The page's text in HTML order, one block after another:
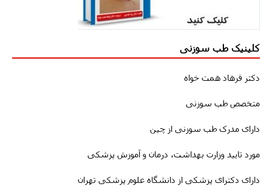
کلینیک طب سوزنی
دکتر فرهاد همت خواه
متخصص طب سوزنی
دارای مدرک طب سوزنی از چین
مورد تایید وزارت بهداشت، درمان و آموزش پزشکی
دارای دکترای پزشکی از دانشگاه علوم پزشکی تهران